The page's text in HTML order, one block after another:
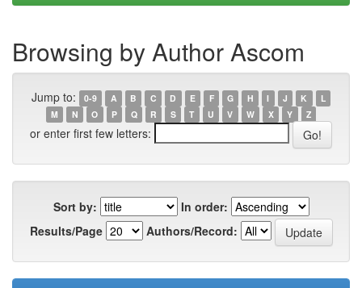
Browsing by Author Ascom
Jump to: 0-9 A B C D E F G H I J K
L
M
N O P Q R S T U V W X Y Z
or enter first few letters:
Sort by:
In order:
Results/Page
Authors/Record: